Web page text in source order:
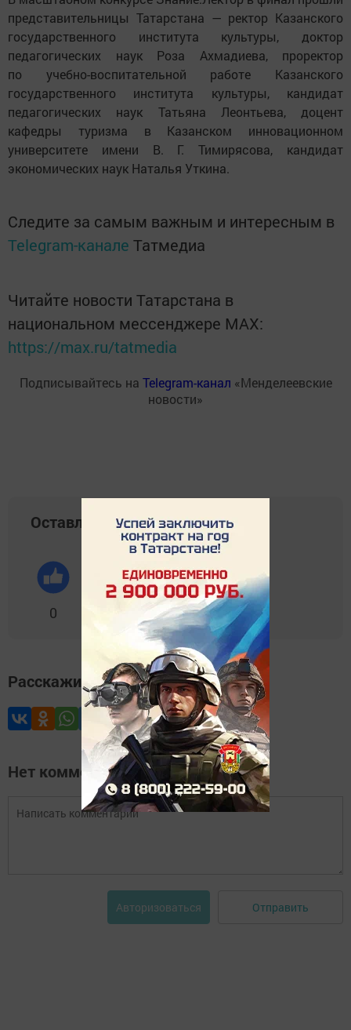
представительницы Татарстана — ректор Казанского
государственного института культуры, доктор
педагогических наук Роза Ахмадиева, проректор
по учебно-воспитательной работе Казанского
государственного института культуры, кандидат
педагогических наук Татьяна Леонтьева, доцент
кафедры туризма в Казанском инновационном
университете имени В. Г. Тимирясова, кандидат
экономических наук Наталья Уткина.
Следите за самым важным и интересным в
Telegram-канале Татмедиа
Читайте новости Татарстана в
национальном мессенджере MАХ:
https://max.ru/tatmedia
Подписывайтесь на Telegram-канал «Менделеевские
новости»
Оставляйте реакции
0 0 0
Расскажите друзьям
Нет комментариев
Авторизоваться Отправить